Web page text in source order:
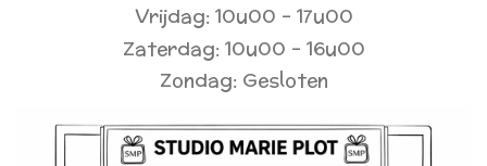
Vrijdag: 10u00 - 17u00
Zaterdag: 10u00 - 16u00
Zondag: Gesloten